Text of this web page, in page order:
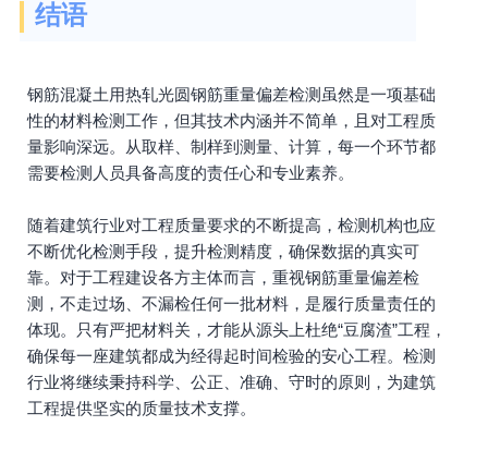
结语
钢筋混凝土用热轧光圆钢筋重量偏差检测虽然是一项基础
性的材料检测工作，但其技术内涵并不简单，且对工程质
量影响深远。从取样、制样到测量、计算，每一个环节都
需要检测人员具备高度的责任心和专业素养。
随着建筑行业对工程质量要求的不断提高，检测机构也应
不断优化检测手段，提升检测精度，确保数据的真实可
靠。对于工程建设各方主体而言，重视钢筋重量偏差检
测，不走过场、不漏检任何一批材料，是履行质量责任的
体现。只有严把材料关，才能从源头上杜绝“豆腐渣”工程，
确保每一座建筑都成为经得起时间检验的安心工程。检测
行业将继续秉持科学、公正、准确、守时的原则，为建筑
工程提供坚实的质量技术支撑。